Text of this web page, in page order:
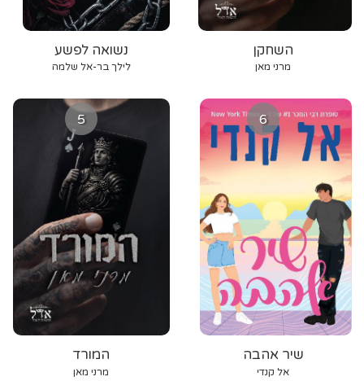
נשואה לפשע
לילך בר-אל שלמה
השחקן
מרני מאן
5
המורד
מרני מאן
6
שיר אהבה
אל קנדי